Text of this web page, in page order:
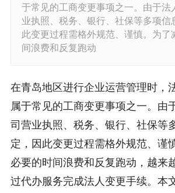
于常见的工商变更事项之一。由于法
业执照、税务、银行、社保等多项信
此变更过程需格外规范、谨慎。为了
间浪费和反复跑动
在青岛地区进行企业运营管理时，
属于常见的工商变更事项之一。由
司营业执照、税务、银行、社保等
定，因此变更过程需格外规范、谨
必要的时间浪费和反复跑动，越来
过代办服务完成法人变更手续。本